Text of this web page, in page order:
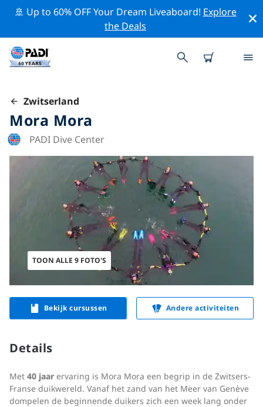
🚢 Up to 60% OFF Your Dream Liveaboard! Explore
the Deals
Zwitserland
Mora Mora
PADI Dive Center
TOON ALLE 9 FOTO'S
Bekijk cursussen Andere activiteiten
Details
Met 40 jaar ervaring is Mora Mora een begrip in de Zwitsers-
Franse duikwereld. Vanaf het zand van het Meer van Genève
dompelen de beginnende duikers zich een week lang onder